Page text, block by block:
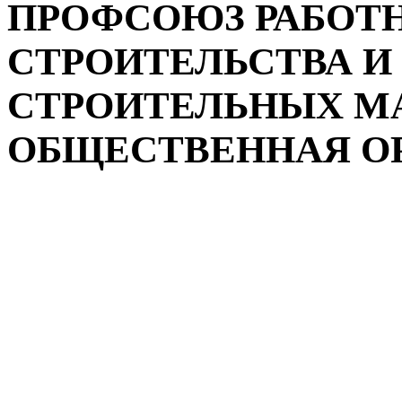
ПРОФСОЮЗ
СТРОИТЕЛЬСТВА
СТРОИТЕЛЬНЫХ
ОБЩЕСТВЕННАЯ